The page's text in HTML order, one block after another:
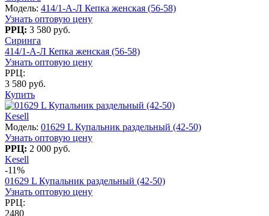
Модель: 414/1-А-Л Кепка женская (56-58)
Узнать оптовую цену
РРЦ: 3 580 руб.
Сиринга
414/1-А-Л Кепка женская (56-58)
Узнать оптовую цену
РРЦ:
3 580 руб.
Купить
Kesell
Модель: 01629 L Купальник раздельный (42-50)
Узнать оптовую цену
РРЦ: 2 000 руб.
Kesell
-11%
01629 L Купальник раздельный (42-50)
Узнать оптовую цену
РРЦ:
2480